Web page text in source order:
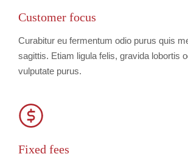
Customer focus
Curabitur eu fermentum odio purus quis
sagittis. Etiam ligula felis, gravida lobortis
vulputate purus.
Fixed fees